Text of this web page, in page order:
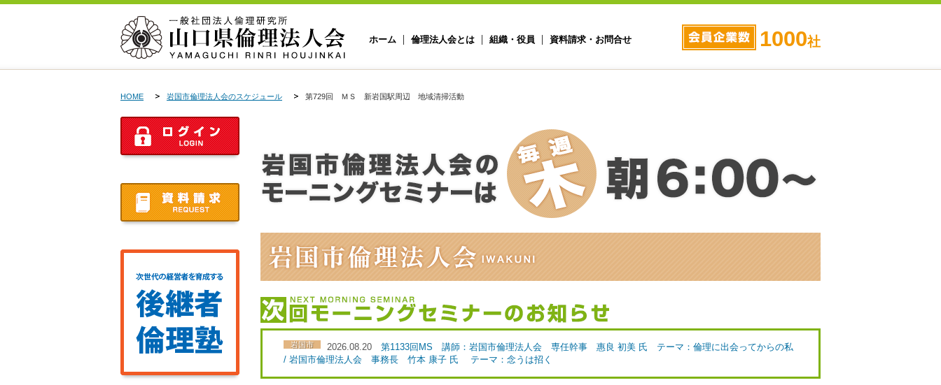
ホーム 倫理法人会とは 組織・役員 資料請求・お問合せ 1000社
HOME 岩国市倫理法人会のスケジュール 第729回 ＭＳ 新岩国駅周辺 地域清掃活動
岩国市 2026.08.20
第1133回MS 講師：岩国市倫理法人会 専任幹事 惠良 初美 氏 テーマ：倫理に出会ってからの私
/ 岩国市倫理法人会 事務長 竹本 康子 氏 テーマ：念うは招く